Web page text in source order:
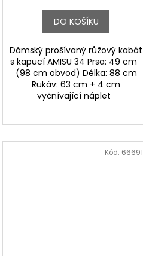
DO KOŠÍKU
Dámský prošívaný růžový kabát
s kapucí AMISU 34 Prsa: 49 cm
(98 cm obvod) Délka: 88 cm
Rukáv: 63 cm + 4 cm
vyčnívající náplet
Kód: 66691